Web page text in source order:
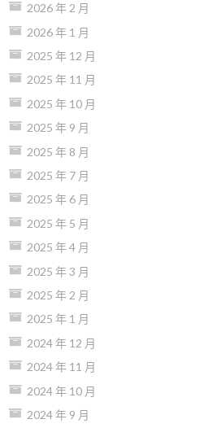
2026 年 2 月
2026 年 1 月
2025 年 12 月
2025 年 11 月
2025 年 10 月
2025 年 9 月
2025 年 8 月
2025 年 7 月
2025 年 6 月
2025 年 5 月
2025 年 4 月
2025 年 3 月
2025 年 2 月
2025 年 1 月
2024 年 12 月
2024 年 11 月
2024 年 10 月
2024 年 9 月